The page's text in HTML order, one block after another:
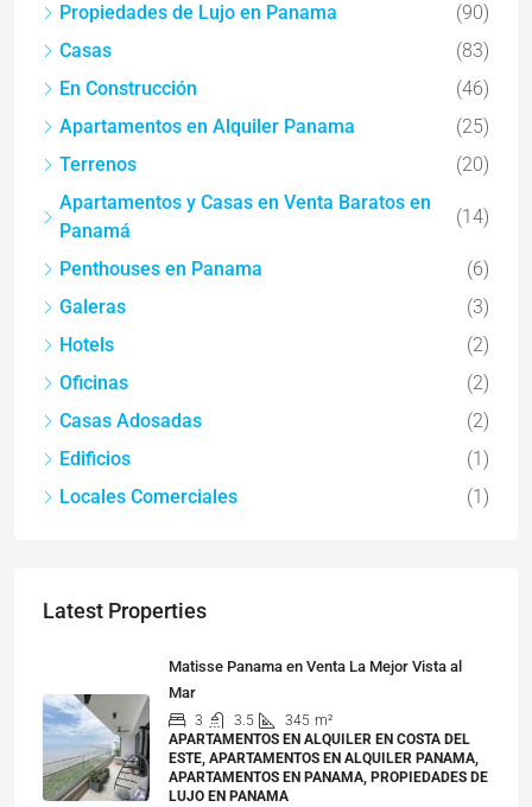
Propiedades de Lujo en Panama
(90)
Casas
(83)
En Construcción
(46)
Apartamentos en Alquiler Panama
(25)
Terrenos
(20)
Apartamentos y Casas en Venta Baratos en
Panamá
(14)
Penthouses en Panama
(6)
Galeras
(3)
Hotels
(2)
Oficinas
(2)
Casas Adosadas
(2)
Edificios
(1)
Locales Comerciales
(1)
Latest Properties
Matisse Panama en Venta La Mejor Vista al
Mar
3 3.5 345 m²
APARTAMENTOS EN ALQUILER EN COSTA DEL
ESTE, APARTAMENTOS EN ALQUILER PANAMA,
APARTAMENTOS EN PANAMA, PROPIEDADES DE
LUJO EN PANAMA